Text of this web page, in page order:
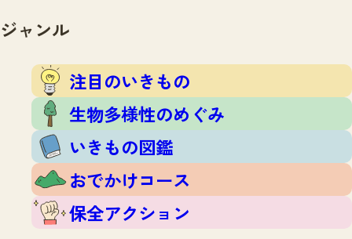
注目のいきもの
生物多様性のめぐみ
いきもの図鑑
おでかけコース
保全アクション
イベント
いきもの調査隊
調査レポート
調査レポートTOP
調査結果
ふくおかいきものマップ
マッチング
マッチングTOP
掲載申し込みフォーム
お問合せ
ジャンル
注目のいきもの
生物多様性のめぐみ
いきもの図鑑
おでかけコース
保全アクション